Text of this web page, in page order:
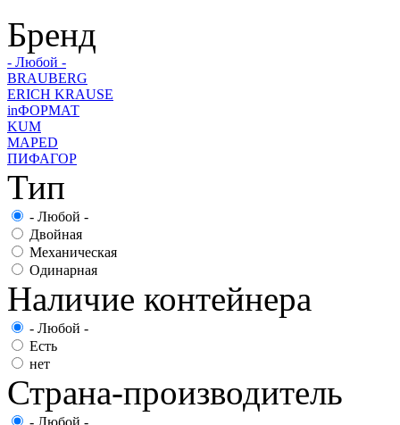
Бренд
- Любой -
BRAUBERG
ERICH KRAUSE
inФОРМАТ
KUM
MAPED
ПИФАГОР
Тип
- Любой -
Двойная
Механическая
Одинарная
Наличие контейнера
- Любой -
Есть
нет
Страна-производитель
- Любой -